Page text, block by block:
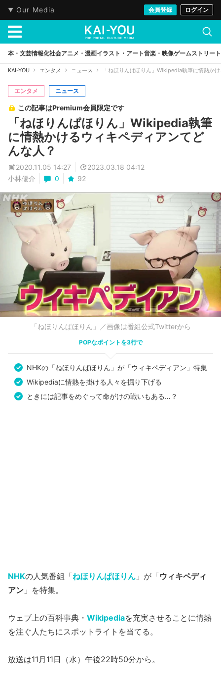
Our Media 会員登録 ログイン
本・文芸情報化社会アニメ・漫画イラスト・アート音楽・映像ゲームストリート
KAI-YOU エンタメ ニュース 「ねほりんぱほりん」Wikipedia執筆に情熱か
エンタメ ニュース
この記事はPremium会員限定です
「ねほりんぱほりん」Wikipedia執筆
に情熱かけるウィキペディアンてど
んな人？
2020.11.05 14:27
2023.03.18 04:12
小林優介
0 92
「ねほりんぱほりん」／画像は番組公式Twitterから
POPなポイントを3行で
NHKの「ねほりんぱほりん」が「ウィキペディアン」特集
Wikipediaに情熱を掛ける人々を掘り下げる
ときには記事をめぐって命がけの戦いもある…？
NHKの人気番組「ねほりんぱほりん 」が「ウィキペディ
アン 」を特集。
ウェブ上の百科事典・ Wikipediaを充実させることに情熱
を注ぐ人たちにスポットライトを当てる。
放送は11月11日（水）午後22時50分から。